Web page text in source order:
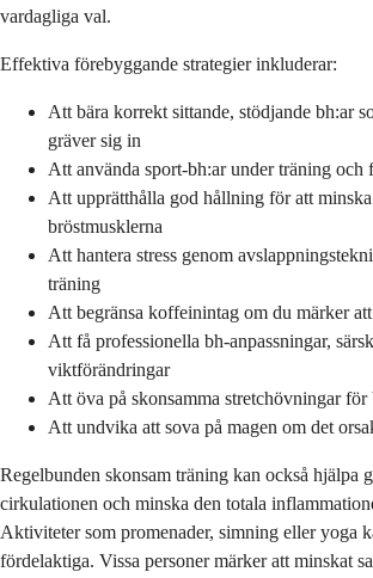
vardagliga val.
Effektiva förebyggande strategier inkluderar:
Att bära korrekt sittande, stödjande bh:ar
gräver sig in
Att använda sport-bh:ar under träning och
Att upprätthålla god hållning för att
bröstmusklerna
Att hantera stress genom
träning
Att begränsa koffeinintag om du märker
Att få professionella bh-anpassningar,
viktförändringar
Att öva på skonsamma stretchövningar för
Att undvika att sova på magen om det
Regelbunden skonsam träning kan också hjälpa
cirkulationen och minska den totala
Aktiviteter som promenader, simning eller yoga
fördelaktiga. Vissa personer märker att minskat